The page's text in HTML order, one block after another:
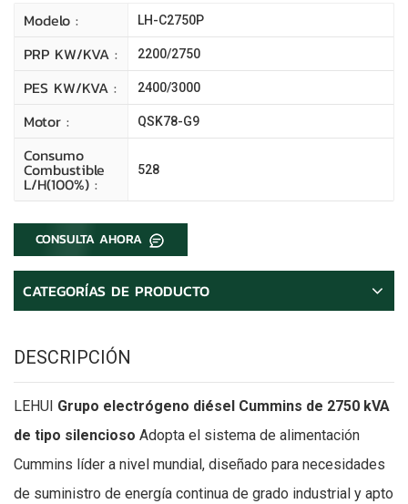
Modelo : LH-C2750P
PRP KW/kVA : 2200/2750
PES KW/kVA : 2400/3000
Motor : QSK78-G9
Consumo
Combustible
L/H(100%) :
528
CONSULTA AHORA
CATEGORÍAS DE PRODUCTO
DESCRIPCIÓN
LEHUI Grupo electrógeno diésel Cummins de 2750 kVA
de tipo silencioso Adopta el sistema de alimentación
Cummins líder a nivel mundial, diseñado para necesidades
de suministro de energía continua de grado industrial y apto